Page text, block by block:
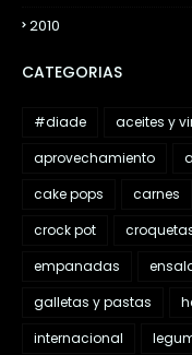
2010
CATEGORIAS
#diade
aceites y
aprovechamiento
cake pops
carnes
crock pot
empanadas
galletas y pastas
internacional